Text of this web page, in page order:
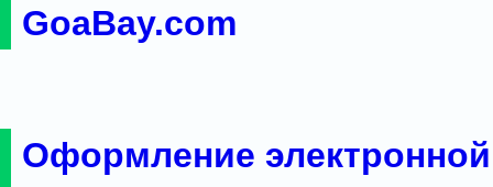
GoaBay.com
Оформление электронной